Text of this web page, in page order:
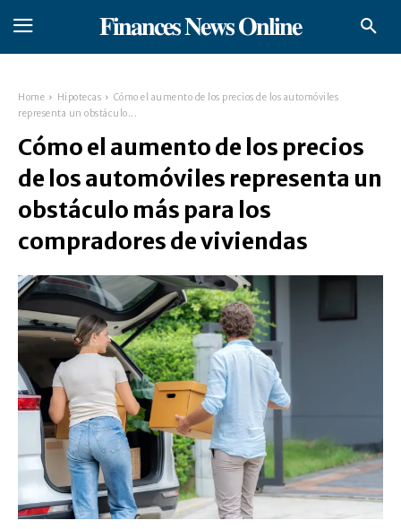
𝐅𝐢𝐧𝐚𝐧𝐜𝐞𝐬 𝐍𝐞𝐰𝐬 𝐎𝐧𝐥𝐢𝐧𝐞
Home Hipotecas
Cómo el aumento de los precios de los automóviles
representa un obstáculo...
Cómo el aumento de los precios
de los automóviles representa un
obstáculo más para los
compradores de viviendas